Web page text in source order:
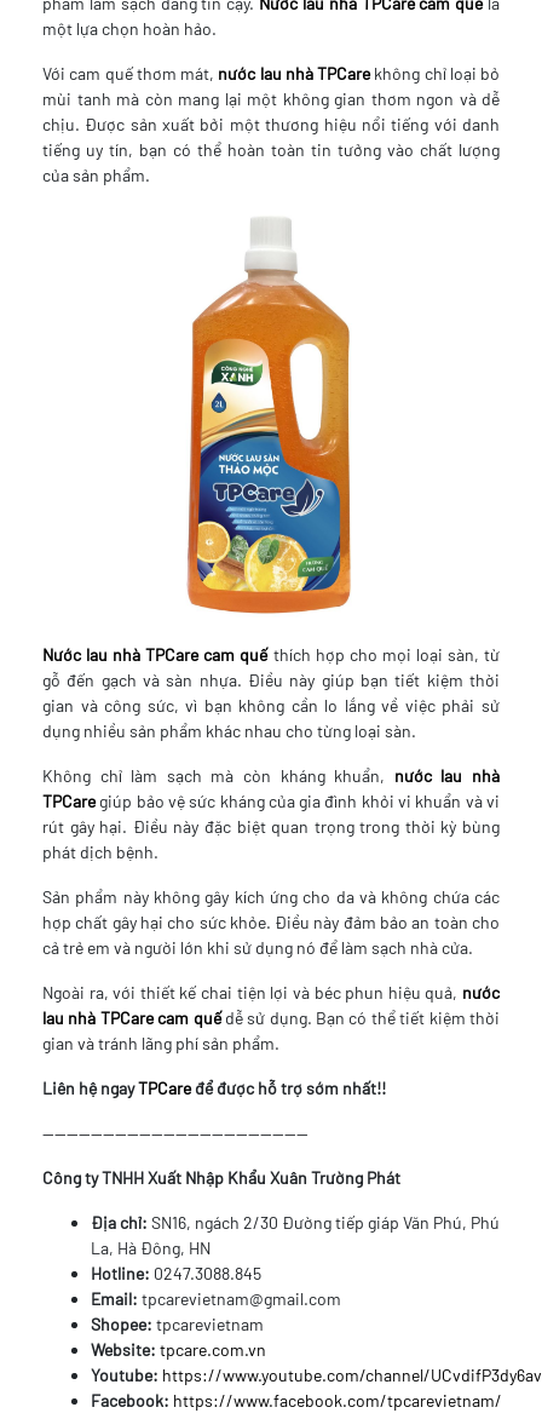
một lựa chọn hoàn hảo.
Với cam quế thơm mát, nước lau nhà TPCarekhông chỉ loại bỏ
mùi tanh mà còn mang lại một không gian thơm ngon và dễ
chịu. Được sản xuất bởi một thương hiệu nổi tiếng với danh
tiếng uy tín, bạn có thể hoàn toàn tin tưởng vào chất lượng
của sản phẩm.
Nước lau nhà TPCare cam quếthích hợp cho mọi loại sàn, từ
gỗ đến gạch và sàn nhựa. Điều này giúp bạn tiết kiệm thời
gian và công sức, vì bạn không cần lo lắng về việc phải sử
dụng nhiều sản phẩm khác nhau cho từng loại sàn.
Không chỉ làm sạch mà còn kháng khuẩn, nước lau nhà
TPCaregiúp bảo vệ sức kháng của gia đình khỏi vi khuẩn và vi
rút gây hại. Điều này đặc biệt quan trọng trong thời kỳ bùng
phát dịch bệnh.
Sản phẩm này không gây kích ứng cho da và không chứa các
hợp chất gây hại cho sức khỏe. Điều này đảm bảo an toàn cho
cả trẻ em và người lớn khi sử dụng nó để làm sạch nhà cửa.
Ngoài ra, với thiết kế chai tiện lợi và béc phun hiệu quả, nước
lau nhà TPCare cam quếdễ sử dụng. Bạn có thể tiết kiệm thời
gian và tránh lãng phí sản phẩm.
Liên hệ ngayTPCaređể được hỗ trợ sớm nhất!!
--------------------------------------------
Công ty TNHH Xuất Nhập Khẩu Xuân Trường Phát
Địa chỉ: SN16, ngách 2/30 Đường tiếp giáp Văn Phú, Phú
La, Hà Đông, HN
Hotline: 0247.3088.845
Email: tpcarevietnam@gmail.com
Shopee: tpcarevietnam
Website: tpcare.com.vn
Youtube: https://www.youtube.com/channel/
Facebook: https://www.facebook.com/tpcarevietnam/